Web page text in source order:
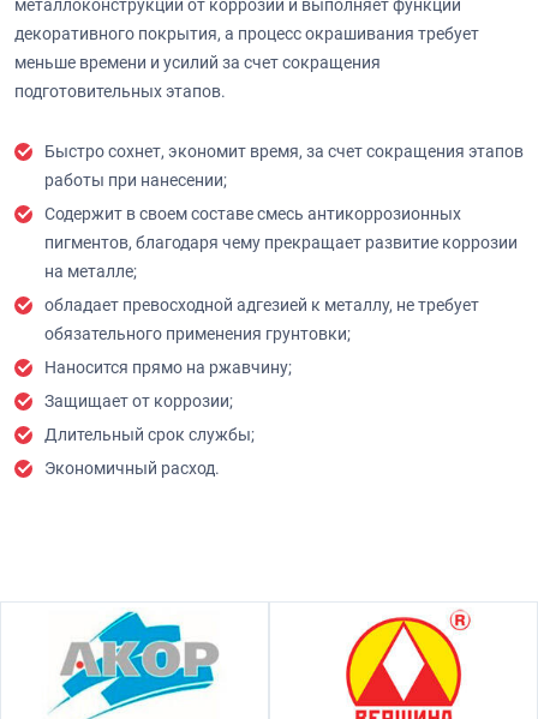
металлоконструкции от коррозии и выполняет функции
декоративного покрытия, а процесс окрашивания требует
меньше времени и усилий за счет сокращения
подготовительных этапов.
Быстро сохнет, экономит время, за счет сокращения этапов
работы при нанесении;
Содержит в своем составе смесь антикоррозионных
пигментов, благодаря чему прекращает развитие коррозии
на металле;
обладает превосходной адгезией к металлу, не требует
обязательного применения грунтовки;
Наносится прямо на ржавчину;
Защищает от коррозии;
Длительный срок службы;
Экономичный расход.